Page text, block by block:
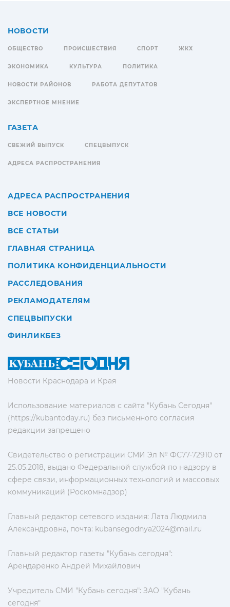
Новости Краснодара и Края
Использование материалов с сайта "Кубань Сегодня"
(https://kubantoday.ru) без письменного согласия
редакции запрещено
Свидетельство о регистрации СМИ Эл № ФС77-72910 от
25.05.2018, выдано Федеральной службой по надзору в
сфере связи, информационных технологий и массовых
коммуникаций (Роскомнадзор)
Главный редактор сетевого издания: Лата Людмила
Александровна, почта: kubansegodnya2024@mail.ru
Главный редактор газеты "Кубань сегодня":
Арендаренко Андрей Михайлович
Учредитель СМИ "Кубань сегодня": ЗАО "Кубань
сегодня"
НОВОСТИ
ОБЩЕСТВО ПРОИСШЕСТВИЯ СПОРТ ЖКХ
ЭКОНОМИКА КУЛЬТУРА ПОЛИТИКА
НОВОСТИ РАЙОНОВ РАБОТА ДЕПУТАТОВ
ЭКСПЕРТНОЕ МНЕНИЕ
ГАЗЕТА
СВЕЖИЙ ВЫПУСК СПЕЦВЫПУСК
АДРЕСА РАСПРОСТРАНЕНИЯ
АДРЕСА РАСПРОСТРАНЕНИЯ
ВСЕ НОВОСТИ
ВСЕ СТАТЬИ
ГЛАВНАЯ СТРАНИЦА
ПОЛИТИКА КОНФИДЕНЦИАЛЬНОСТИ
РАССЛЕДОВАНИЯ
РЕКЛАМОДАТЕЛЯМ
СПЕЦВЫПУСКИ
ФИНЛИКБЕЗ